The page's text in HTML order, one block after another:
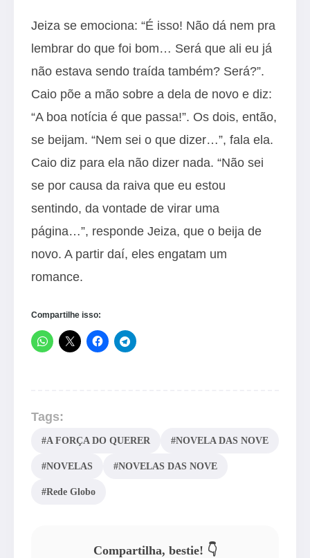
Jeiza se emociona: “É isso! Não dá nem pra
lembrar do que foi bom… Será que ali eu já
não estava sendo traída também? Será?”.
Caio põe a mão sobre a dela de novo e diz:
“A boa notícia é que passa!”. Os dois, então,
se beijam. “Nem sei o que dizer…”, fala ela.
Caio diz para ela não dizer nada. “Não sei
se por causa da raiva que eu estou
sentindo, da vontade de virar uma
página…”, responde Jeiza, que o beija de
novo. A partir daí, eles engatam um
romance.
Compartilhe isso:
Tags:
#A FORÇA DO QUERER #NOVELA DAS NOVE
#NOVELAS #NOVELAS DAS NOVE
#Rede Globo
Compartilha, bestie! 👇